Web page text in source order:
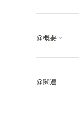
@概要
@関連